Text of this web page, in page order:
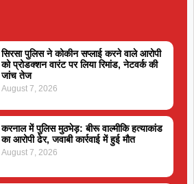
सिरसा पुलिस ने कोकीन सप्लाई करने वाले आरोपी
को प्रोडक्शन वारंट पर लिया रिमांड, नेटवर्क की
जांच तेज
August 7, 2026
करनाल में पुलिस मुठभेड़: बीरू वाल्मीकि हत्याकांड
का आरोपी ढेर, जवाबी कार्रवाई में हुई मौत
August 7, 2026